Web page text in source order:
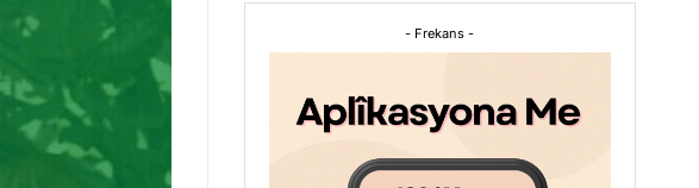
- Frekans -